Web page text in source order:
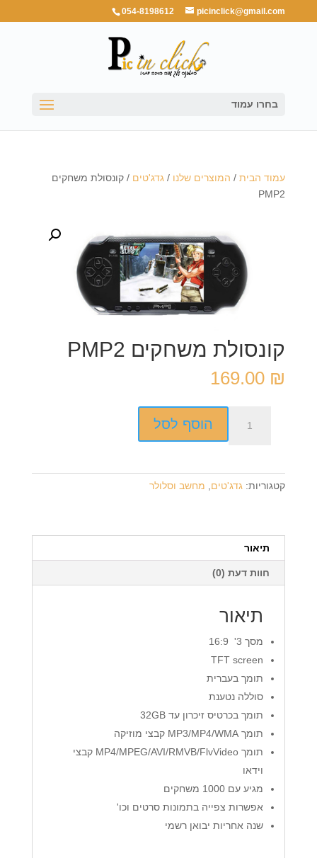
054-8198612 picinclick@gmail.com
בחרו עמוד
עמוד הבית/ המוצרים שלנו / גדג'טים / קונסולת משחקים
PMP2
קונסולת משחקים PMP2
169.00 ₪
הוסף לסל
קטגוריות: גדג'טים מחשב וסלולר
תיאור
חוות דעת (0)
תיאור
מסך 3' 16:9
TFT screen
תומך בעברית
סוללה נטענת
תומך בכרטיס זיכרון עד 32GB
תומך MP3/MP4/WMA קבצי מוזיקה
תומך MP4/MPEG/AVI/RMVB/FlvVideo קבצי
וידאו
מגיע עם 1000 משחקים
אפשרות צפייה בתמונות סרטים וכו'
שנה אחריות יבואן רשמי